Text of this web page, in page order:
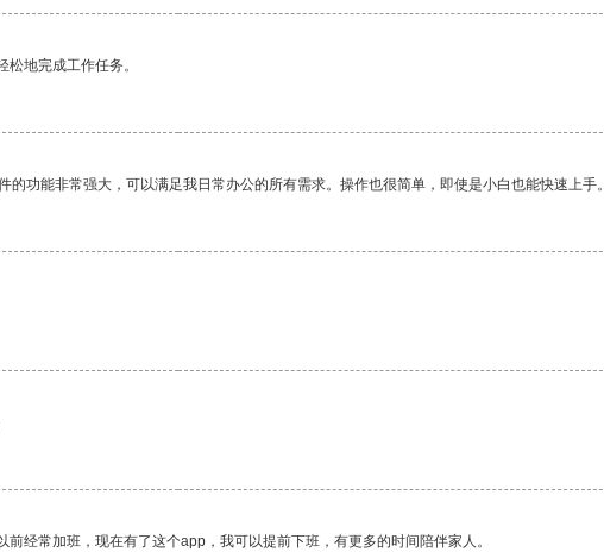
地完成工作任务。
功能非常强大，可以满足我日常办公的所有需求。操作也很简单，即使是小白也能快速上手。
经常加班，现在有了这个app，我可以提前下班，有更多的时间陪伴家人。